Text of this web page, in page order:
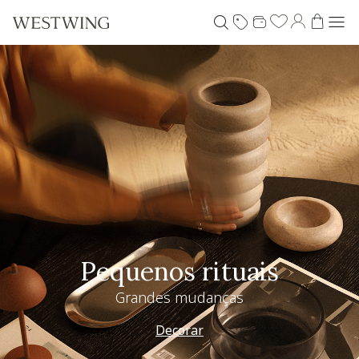
Pequenos rituais
Grandes mudanças
Decorar